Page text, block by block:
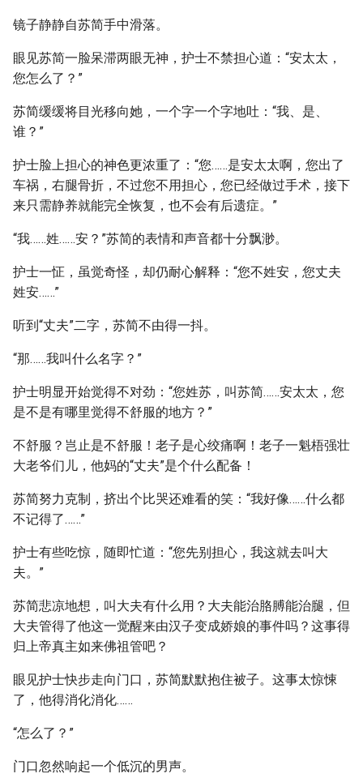
镜子静静自苏简手中滑落。
眼见苏简一脸呆滞两眼无神，护士不禁担心道：“安太太，
您怎么了？”
苏简缓缓将目光移向她，一个字一个字地吐：“我、是、
谁？”
护士脸上担心的神色更浓重了：“您……是安太太啊，您出了
车祸，右腿骨折，不过您不用担心，您已经做过手术，接下
来只需静养就能完全恢复，也不会有后遗症。”
“我……姓……安？”苏简的表情和声音都十分飘渺。
护士一怔，虽觉奇怪，却仍耐心解释：“您不姓安，您丈夫
姓安……”
听到“丈夫”二字，苏简不由得一抖。
“那……我叫什么名字？”
护士明显开始觉得不对劲：“您姓苏，叫苏简……安太太，您
是不是有哪里觉得不舒服的地方？”
不舒服？岂止是不舒服！老子是心绞痛啊！老子一魁梧强壮
大老爷们儿，他妈的“丈夫”是个什么配备！
苏简努力克制，挤出个比哭还难看的笑：“我好像……什么都
不记得了……”
护士有些吃惊，随即忙道：“您先别担心，我这就去叫大
夫。”
苏简悲凉地想，叫大夫有什么用？大夫能治胳膊能治腿，但
大夫管得了他这一觉醒来由汉子变成娇娘的事件吗？这事得
归上帝真主如来佛祖管吧？
眼见护士快步走向门口，苏简默默抱住被子。这事太惊悚
了，他得消化消化……
“怎么了？”
门口忽然响起一个低沉的男声。